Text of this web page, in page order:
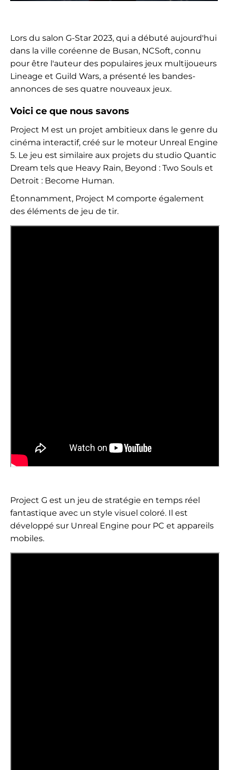
Lors du salon G-Star 2023, qui a débuté aujourd'hui
dans la ville coréenne de Busan, NCSoft, connu
pour être l'auteur des populaires jeux multijoueurs
Lineage et Guild Wars, a présenté les bandes-
annonces de ses quatre nouveaux jeux.
Voici ce que nous savons
Project M est un projet ambitieux dans le genre du
cinéma interactif, créé sur le moteur Unreal Engine
5. Le jeu est similaire aux projets du studio Quantic
Dream tels que Heavy Rain, Beyond : Two Souls et
Detroit : Become Human.
Étonnamment, Project M comporte également
des éléments de jeu de tir.
Project G est un jeu de stratégie en temps réel
fantastique avec un style visuel coloré. Il est
développé sur Unreal Engine pour PC et appareils
mobiles.